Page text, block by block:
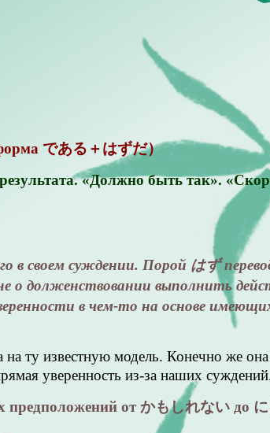
である＋はずだ）
«Должно быть так».
своем суждении. Порой はず
о долженствовании выполнить
в чем-то на основе
ту известную модель. Конечно же она
уверенность из-за наших
от かもしれない до